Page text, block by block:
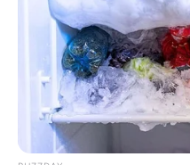
Nama Lengkap: Lee
Nama Panggung: Ujeong
Nama Panggilan: Ujeong
Tempat, Tanggal Lahir:
Kewarganegaraan: Korea